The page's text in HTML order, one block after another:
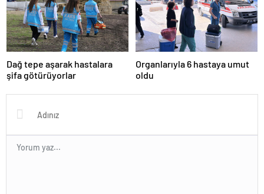
Dağ tepe aşarak hastalara
şifa götürüyorlar
Organlarıyla 6 hastaya umut
oldu